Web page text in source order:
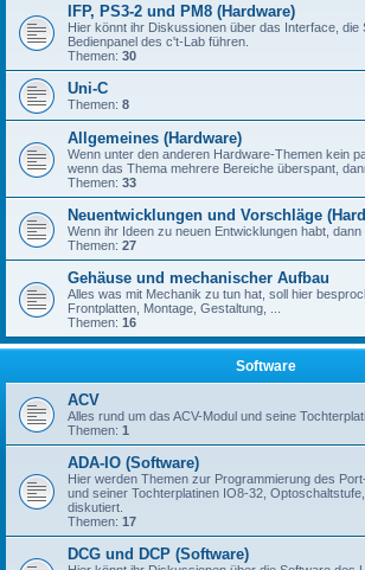
IFP, PS3-2 und PM8 (Hardware)
Hier könnt ihr Diskussionen über das Interface, die
Bedienpanel des c't-Lab führen.
Themen: 30
Uni-C
Themen: 8
Allgemeines (Hardware)
Wenn unter den anderen Hardware-Themen kein
wenn das Thema mehrere Bereiche überspant,
Themen: 33
Neuentwicklungen und Vorschläge
Wenn ihr Ideen zu neuen Entwicklungen habt, dann
Themen: 27
Gehäuse und mechanischer Aufbau
Alles was mit Mechanik zu tun hat, soll hier
Frontplatten, Montage, Gestaltung, ...
Themen: 16
Software
ACV
Alles rund um das ACV-Modul und seine
Themen: 1
ADA-IO (Software)
Hier werden Themen zur Programmierung des
und seiner Tochterplatinen IO8-32,
diskutiert.
Themen: 17
DCG und DCP (Software)